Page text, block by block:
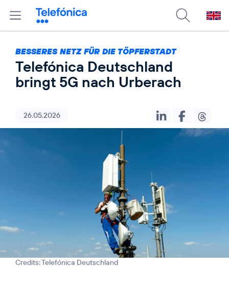
BESSERES NETZ FÜR DIE TÖPFERSTADT
Telefónica Deutschland
bringt 5G nach Urberach
26.05.2026
Credits: Telefónica Deutschland